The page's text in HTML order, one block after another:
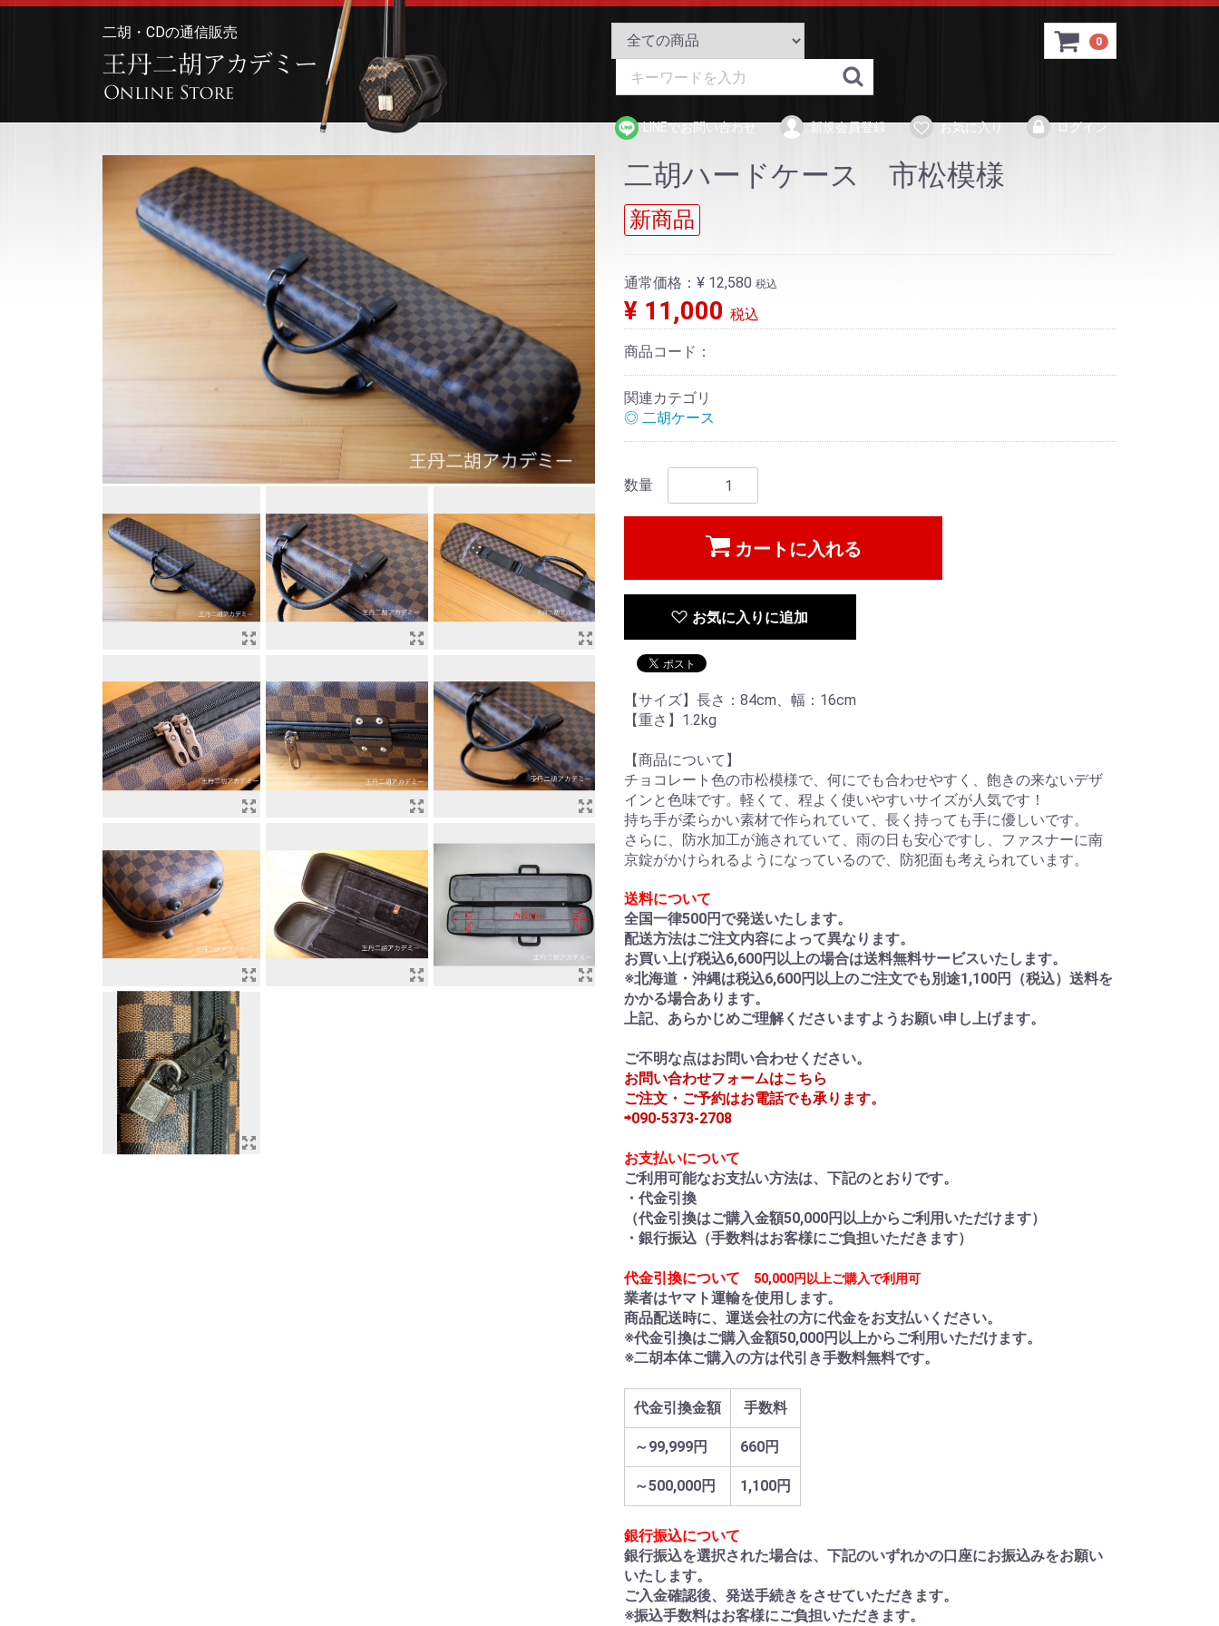
二胡・CDの通信販売
>王丹二胡アカデミー Online Store
0
LINEでお問い合わせ 新規会員登録 お気に入り ログイン
二胡ハードケース 市松模様
新商品
通常価格： ¥ 12,580 税込
¥ 11,000 税込
商品コード：
関連カテゴリ
◎ 二胡ケース
数量
カートに入れる
お気に入りに追加
【サイズ】長さ：84cm、幅：16cm
【重さ】1.2kg
【商品について】
チョコレート色の市松模様で、何にでも合わせやすく、飽きの来ないデザ
インと色味です。軽くて、程よく使いやすいサイズが人気です！
持ち手が柔らかい素材で作られていて、長く持っても手に優しいです。
さらに、防水加工が施されていて、雨の日も安心ですし、ファスナーに南
京錠がかけられるようになっているので、防犯面も考えられています。
送料について
全国一律500円で発送いたします。
配送方法はご注文内容によって異なります。
お買い上げ税込6,600円以上の場合は送料無料サービスいたします。
※北海道・沖縄は税込6,600円以上のご注文でも別途1,100円（税込）送料を
かかる場合あります。
上記、あらかじめご理解くださいますようお願い申し上げます。
ご不明な点はお問い合わせください。
お問い合わせフォームはこちら
ご注文・ご予約はお電話でも承ります。
⇨090-5373-2708
お支払いについて
ご利用可能なお支払い方法は、下記のとおりです。
・代金引換
（代金引換はご購入金額50,000円以上からご利用いただけます）
・銀行振込（手数料はお客様にご負担いただきます）
代金引換について 50,000円以上ご購入で利用可
業者はヤマト運輸を使用します。
商品配送時に、運送会社の方に代金をお支払いください。
※代金引換はご購入金額50,000円以上からご利用いただけます。
※二胡本体ご購入の方は代引き手数料無料です。
代金引換金額 手数料
～99,999円 660円
～500,000円 1,100円
銀行振込について
銀行振込を選択された場合は、下記のいずれかの口座にお振込みをお願い
いたします。
ご入金確認後、発送手続きをさせていただきます。
※振込手数料はお客様にご負担いただきます。